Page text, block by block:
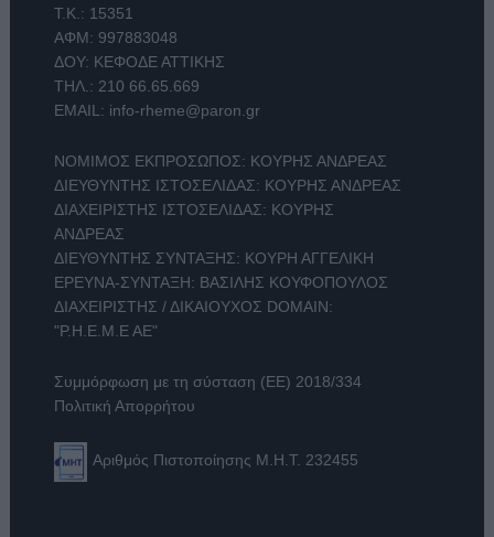
Τ.Κ.: 15351
ΑΦΜ: 997883048
ΔΟΥ: ΚΕΦΟΔΕ ΑΤΤΙΚΗΣ
ΤΗΛ.: 210 66.65.669
EMAIL: info-rheme@paron.gr
ΝΟΜΙΜΟΣ ΕΚΠΡΟΣΩΠΟΣ: ΚΟΥΡΗΣ ΑΝΔΡΕΑΣ
ΔΙΕΥΘΥΝΤΗΣ ΙΣΤΟΣΕΛΙΔΑΣ: ΚΟΥΡΗΣ ΑΝΔΡΕΑΣ
ΔΙΑΧΕΙΡΙΣΤΗΣ ΙΣΤΟΣΕΛΙΔΑΣ: ΚΟΥΡΗΣ
ΑΝΔΡΕΑΣ
ΔΙΕΥΘΥΝΤΗΣ ΣΥΝΤΑΞΗΣ: ΚΟΥΡΗ ΑΓΓΕΛΙΚΗ
ΕΡΕΥΝΑ-ΣΥΝΤΑΞΗ: ΒΑΣΙΛΗΣ ΚΟΥΦΟΠΟΥΛΟΣ
ΔΙΑΧΕΙΡΙΣΤΗΣ / ΔΙΚΑΙΟΥΧΟΣ DOMAIN:
"Ρ.Η.Ε.Μ.Ε ΑΕ"
Συμμόρφωση με τη σύσταση (ΕΕ) 2018/334
Πολιτική Απορρήτου
Αριθμός Πιστοποίησης Μ.Η.Τ. 232455